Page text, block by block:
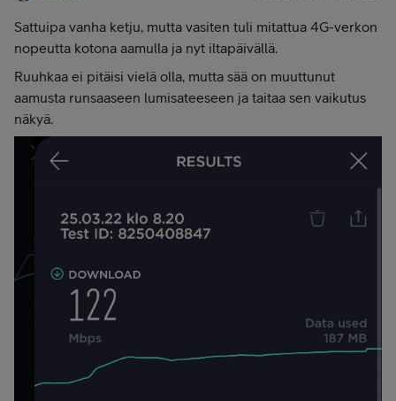
Sattuipa vanha ketju, mutta vasiten tuli mitattua 4G-verkon
nopeutta kotona aamulla ja nyt iltapäivällä.
Ruuhkaa ei pitäisi vielä olla, mutta sää on muuttunut
aamusta runsaaseen lumisateeseen ja taitaa sen vaikutus
näkyä.